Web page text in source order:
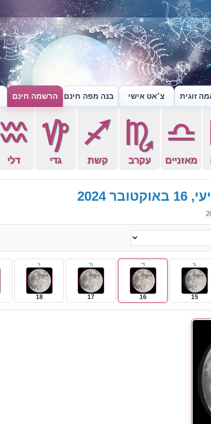
זוגית צ׳אט אישי בנה מפה חינם הרשמה חינם
j
מאזניים
k
עקרב
l
קשת
z
גדי
x
דלי
2024
ג'
15
ד'
16
ה'
17
ו'
18